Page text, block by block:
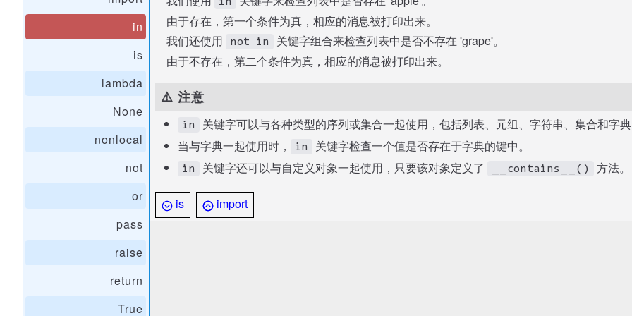
in
is
lambda
None
nonlocal
not
or
pass
raise
return
True
由于存在，第一个条件为真，相应的消息被打印出来。
我们还使用
not in
关键字组合来检查列表中是否不存在 'grape'。
由于不存在，第二个条件为真，相应的消息被打印出来。
⚠️ 注意
in
关键字可以与各种类型的序列或集合一起使用，包括列表、元组、字符串、集合和字
当与字典一起使用时，
in 关键字检查一个值是否存在于字典的键中。
in 关键字还可以与自定义对象一起使用，只要该对象定义了 __contains__() 方法。
is import